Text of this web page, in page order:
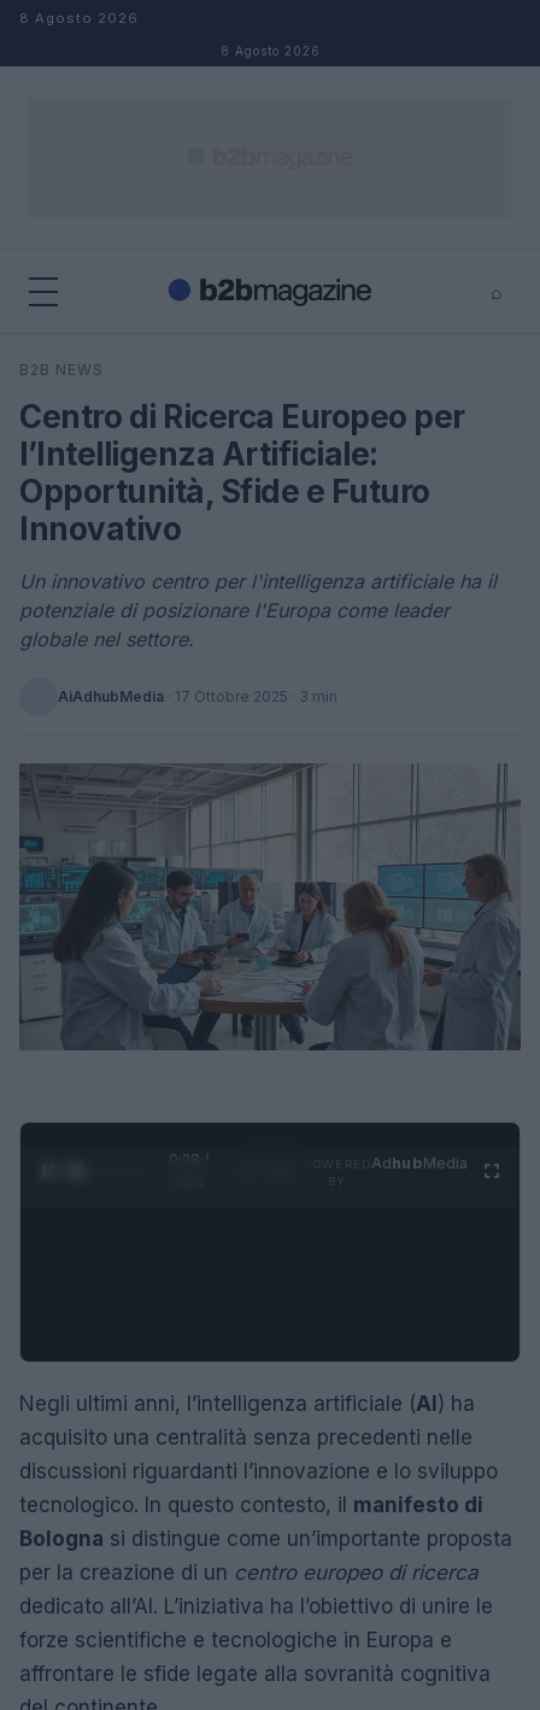
Salta al contenuto
8 Agosto 2026
8 Agosto 2026
⌕
Cerca
B2B NEWS
Centro di Ricerca Europeo per
l’Intelligenza Artificiale:
Opportunità, Sfide e Futuro
Innovativo
Un innovativo centro per l'intelligenza artificiale ha il
potenziale di posizionare l'Europa come leader
globale nel settore.
AiAdhubMedia · 17 Ottobre 2025 · 3 min
0:29 /
AdhubMedia
Negli ultimi anni, l’intelligenza artificiale (AI) ha
acquisito una centralità senza precedenti nelle
discussioni riguardanti l’innovazione e lo sviluppo
tecnologico. In questo contesto, il manifesto di
Bologna si distingue come un’importante proposta
per la creazione di un centro europeo di ricerca
dedicato all’AI. L’iniziativa ha l’obiettivo di unire le
forze scientifiche e tecnologiche in Europa e
affrontare le sfide legate alla sovranità cognitiva